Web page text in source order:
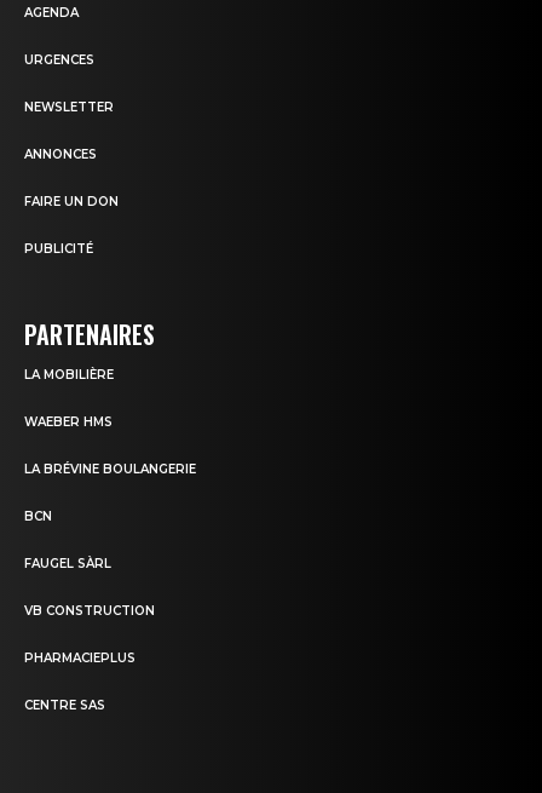
AGENDA
URGENCES
NEWSLETTER
ANNONCES
FAIRE UN DON
PUBLICITÉ
PARTENAIRES
LA MOBILIÈRE
WAEBER HMS
LA BRÉVINE BOULANGERIE
BCN
FAUGEL SÀRL
VB CONSTRUCTION
PHARMACIEPLUS
CENTRE SAS